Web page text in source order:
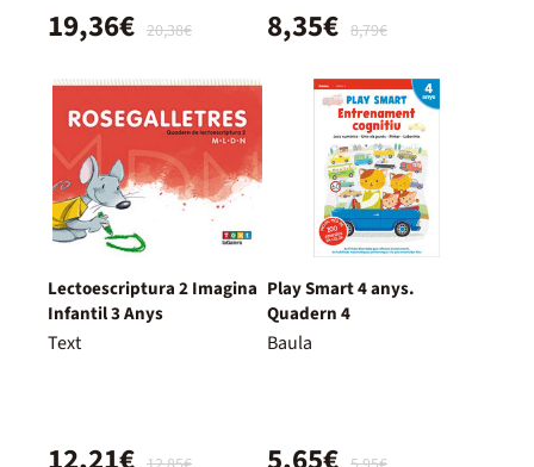
20,38€
19,36€ 8,79€
8,35€
Lectoescriptura 2 Imagina
Infantil 3 Anys
Text
Play Smart 4 anys.
Quadern 4
Baula